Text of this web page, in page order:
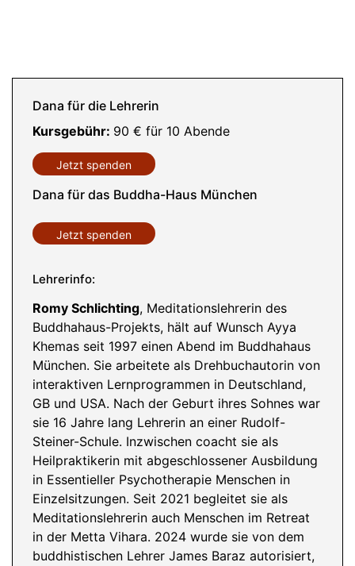
Dana für die Lehrerin
Kursgebühr: 90 € für 10 Abende
Jetzt spenden
Dana für das Buddha-Haus München
Jetzt spenden
Lehrerinfo:
Romy Schlichting, Meditationslehrerin des
Buddhahaus-Projekts, hält auf Wunsch Ayya
Khemas seit 1997 einen Abend im Buddhahaus
München. Sie arbeitete als Drehbuchautorin von
interaktiven Lernprogrammen in Deutschland,
GB und USA. Nach der Geburt ihres Sohnes war
sie 16 Jahre lang Lehrerin an einer Rudolf-
Steiner-Schule. Inzwischen coacht sie als
Heilpraktikerin mit abgeschlossener Ausbildung
in Essentieller Psychotherapie Menschen in
Einzelsitzungen. Seit 2021 begleitet sie als
Meditationslehrerin auch Menschen im Retreat
in der Metta Vihara. 2024 wurde sie von dem
buddhistischen Lehrer James Baraz autorisiert,